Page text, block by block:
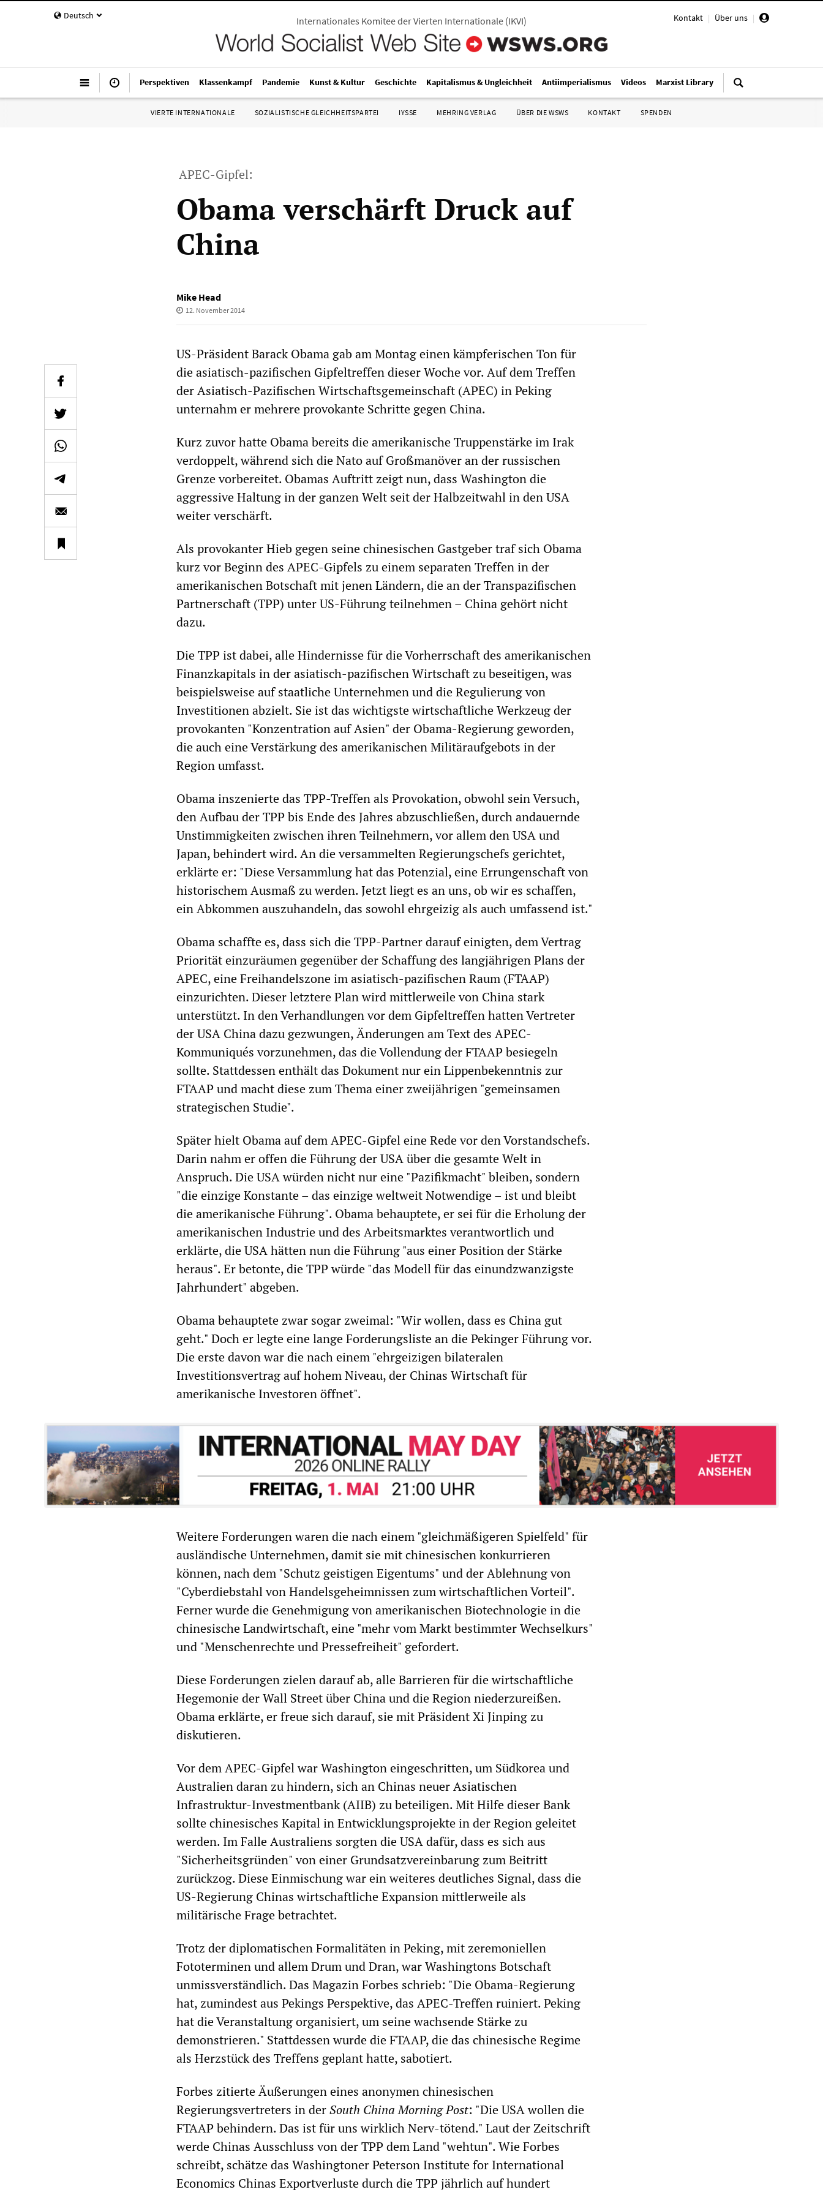
Deutsch Kontakt | Über uns |
Internationales Komitee der Vierten Internationale (IKVI)
Perspektiven Klassenkampf Pandemie Kunst & Kultur Geschichte Kapitalismus & Ungleichheit Antiimperialismus Videos Marxist Library
VIERTE INTERNATIONALE SOZIALISTISCHE GLEICHHEITSPARTEI IYSSE MEHRING VERLAG ÜBER DIE WSWS KONTAKT SPENDEN
APEC-Gipfel:
Obama verschärft Druck auf
China
Mike Head
12. November 2014
US-Präsident Barack Obama gab am Montag einen kämpferischen Ton für
die asiatisch-pazifischen Gipfeltreffen dieser Woche vor. Auf dem Treffen
der Asiatisch-Pazifischen Wirtschaftsgemeinschaft (APEC) in Peking
unternahm er mehrere provokante Schritte gegen China.
Kurz zuvor hatte Obama bereits die amerikanische Truppenstärke im Irak
verdoppelt, während sich die Nato auf Großmanöver an der russischen
Grenze vorbereitet. Obamas Auftritt zeigt nun, dass Washington die
aggressive Haltung in der ganzen Welt seit der Halbzeitwahl in den USA
weiter verschärft.
Als provokanter Hieb gegen seine chinesischen Gastgeber traf sich Obama
kurz vor Beginn des APEC-Gipfels zu einem separaten Treffen in der
amerikanischen Botschaft mit jenen Ländern, die an der Transpazifischen
Partnerschaft (TPP) unter US-Führung teilnehmen – China gehört nicht
dazu.
Die TPP ist dabei, alle Hindernisse für die Vorherrschaft des amerikanischen
Finanzkapitals in der asiatisch-pazifischen Wirtschaft zu beseitigen, was
beispielsweise auf staatliche Unternehmen und die Regulierung von
Investitionen abzielt. Sie ist das wichtigste wirtschaftliche Werkzeug der
provokanten "Konzentration auf Asien" der Obama-Regierung geworden,
die auch eine Verstärkung des amerikanischen Militäraufgebots in der
Region umfasst.
Obama inszenierte das TPP-Treffen als Provokation, obwohl sein Versuch,
den Aufbau der TPP bis Ende des Jahres abzuschließen, durch andauernde
Unstimmigkeiten zwischen ihren Teilnehmern, vor allem den USA und
Japan, behindert wird. An die versammelten Regierungschefs gerichtet,
erklärte er: "Diese Versammlung hat das Potenzial, eine Errungenschaft von
historischem Ausmaß zu werden. Jetzt liegt es an uns, ob wir es schaffen,
ein Abkommen auszuhandeln, das sowohl ehrgeizig als auch umfassend ist."
Obama schaffte es, dass sich die TPP-Partner darauf einigten, dem Vertrag
Priorität einzuräumen gegenüber der Schaffung des langjährigen Plans der
APEC, eine Freihandelszone im asiatisch-pazifischen Raum (FTAAP)
einzurichten. Dieser letztere Plan wird mittlerweile von China stark
unterstützt. In den Verhandlungen vor dem Gipfeltreffen hatten Vertreter
der USA China dazu gezwungen, Änderungen am Text des APEC-
Kommuniqués vorzunehmen, das die Vollendung der FTAAP besiegeln
sollte. Stattdessen enthält das Dokument nur ein Lippenbekenntnis zur
FTAAP und macht diese zum Thema einer zweijährigen "gemeinsamen
strategischen Studie".
Später hielt Obama auf dem APEC-Gipfel eine Rede vor den Vorstandschefs.
Darin nahm er offen die Führung der USA über die gesamte Welt in
Anspruch. Die USA würden nicht nur eine "Pazifikmacht" bleiben, sondern
"die einzige Konstante – das einzige weltweit Notwendige – ist und bleibt
die amerikanische Führung". Obama behauptete, er sei für die Erholung der
amerikanischen Industrie und des Arbeitsmarktes verantwortlich und
erklärte, die USA hätten nun die Führung "aus einer Position der Stärke
heraus". Er betonte, die TPP würde "das Modell für das einundzwanzigste
Jahrhundert" abgeben.
Obama behauptete zwar sogar zweimal: "Wir wollen, dass es China gut
geht." Doch er legte eine lange Forderungsliste an die Pekinger Führung vor.
Die erste davon war die nach einem "ehrgeizigen bilateralen
Investitionsvertrag auf hohem Niveau, der Chinas Wirtschaft für
amerikanische Investoren öffnet".
Weitere Forderungen waren die nach einem "gleichmäßigeren Spielfeld" für
ausländische Unternehmen, damit sie mit chinesischen konkurrieren
können, nach dem "Schutz geistigen Eigentums" und der Ablehnung von
"Cyberdiebstahl von Handelsgeheimnissen zum wirtschaftlichen Vorteil".
Ferner wurde die Genehmigung von amerikanischen Biotechnologie in die
chinesische Landwirtschaft, eine "mehr vom Markt bestimmter Wechselkurs"
und "Menschenrechte und Pressefreiheit" gefordert.
Diese Forderungen zielen darauf ab, alle Barrieren für die wirtschaftliche
Hegemonie der Wall Street über China und die Region niederzureißen.
Obama erklärte, er freue sich darauf, sie mit Präsident Xi Jinping zu
diskutieren.
Vor dem APEC-Gipfel war Washington eingeschritten, um Südkorea und
Australien daran zu hindern, sich an Chinas neuer Asiatischen
Infrastruktur-Investmentbank (AIIB) zu beteiligen. Mit Hilfe dieser Bank
sollte chinesisches Kapital in Entwicklungsprojekte in der Region geleitet
werden. Im Falle Australiens sorgten die USA dafür, dass es sich aus
"Sicherheitsgründen" von einer Grundsatzvereinbarung zum Beitritt
zurückzog. Diese Einmischung war ein weiteres deutliches Signal, dass die
US-Regierung Chinas wirtschaftliche Expansion mittlerweile als
militärische Frage betrachtet.
Trotz der diplomatischen Formalitäten in Peking, mit zeremoniellen
Fototerminen und allem Drum und Dran, war Washingtons Botschaft
unmissverständlich. Das Magazin Forbes schrieb: "Die Obama-Regierung
hat, zumindest aus Pekings Perspektive, das APEC-Treffen ruiniert. Peking
hat die Veranstaltung organisiert, um seine wachsende Stärke zu
demonstrieren." Stattdessen wurde die FTAAP, die das chinesische Regime
als Herzstück des Treffens geplant hatte, sabotiert.
Forbes zitierte Äußerungen eines anonymen chinesischen
Regierungsvertreters in derSouth China Morning Post: "Die USA wollen die
FTAAP behindern. Das ist für uns wirklich Nerv-tötend." Laut der Zeitschrift
werde Chinas Ausschluss von der TPP dem Land "wehtun". Wie Forbes
schreibt, schätze das Washingtoner Peterson Institute for International
Economics Chinas Exportverluste durch die TPP jährlich auf hundert